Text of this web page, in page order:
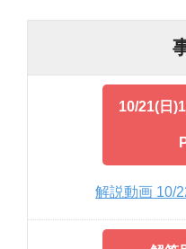
10/21(日
解説動画 10/